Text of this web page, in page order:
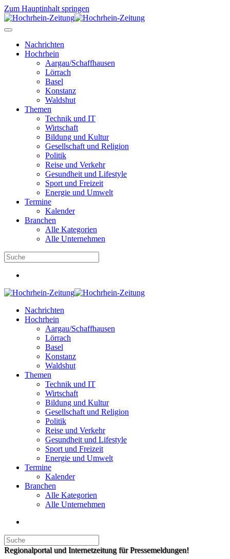
Zum Hauptinhalt springen
Nachrichten
Hochrhein
Aargau/Schaffhausen
Lörrach
Basel
Konstanz
Waldshut
Themen
Technik und IT
Wirtschaft
Bildung und Kultur
Gesellschaft und Religion
Politik
Reise und Verkehr
Gesundheit und Lifestyle
Sport und Freizeit
Energie und Umwelt
Termine
Kalender
Branchen
Alle Kategorien
Alle Unternehmen
Nachrichten
Hochrhein
Aargau/Schaffhausen
Lörrach
Basel
Konstanz
Waldshut
Themen
Technik und IT
Wirtschaft
Bildung und Kultur
Gesellschaft und Religion
Politik
Reise und Verkehr
Gesundheit und Lifestyle
Sport und Freizeit
Energie und Umwelt
Termine
Kalender
Branchen
Alle Kategorien
Alle Unternehmen
Regionalportal und Internetzeitung für Pressemeldungen!